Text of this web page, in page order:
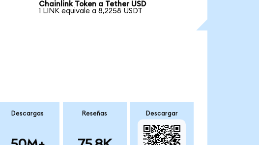
Chainlink Token a Tether USD
1 LINK equivale a 8,2258 USDT
Descargas Reseñas Descargar